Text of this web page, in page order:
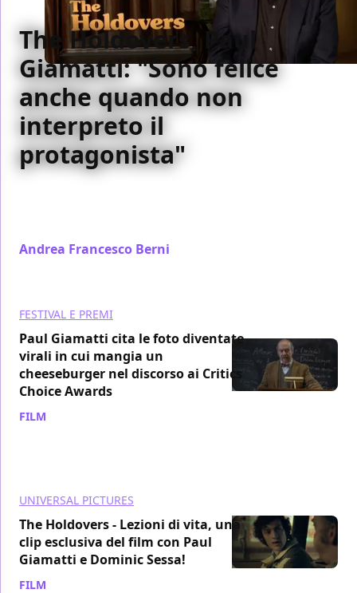
The Holdovers, Paul
Giamatti: "Sono felice
anche quando non
interpreto il
protagonista"
Andrea Francesco Berni
FESTIVAL E PREMI
Paul Giamatti cita le foto diventate
virali in cui mangia un
cheeseburger nel discorso ai Critics
Choice Awards
FILM
UNIVERSAL PICTURES
The Holdovers - Lezioni di vita, una
clip esclusiva del film con Paul
Giamatti e Dominic Sessa!
FILM